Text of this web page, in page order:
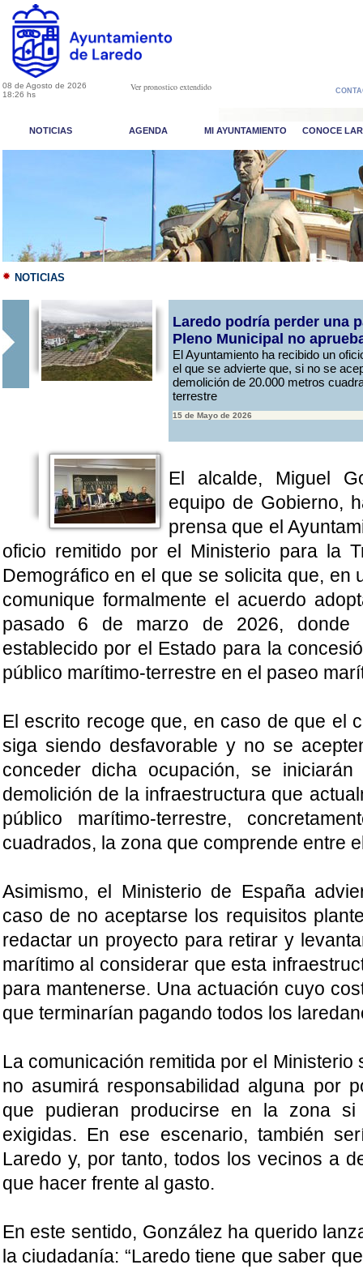
08 de Agosto de 2026
18:26 hs
Ver pronostico extendido
NOTICIAS AGENDA MI AYUNTAMIENTO CONOCE
NOTICIAS
Laredo podría perder una
Pleno Municipal no
El Ayuntamiento ha recibido un
el que se advierte que, si no se
demolición de 20.000 metros
terrestre
15 de Mayo de 2026
El alcalde, Miguel
equipo de Gobierno,
prensa que el
oficio remitido por el Ministerio para la
Demográfico en el que se solicita que, en
comunique formalmente el acuerdo
pasado 6 de marzo de 2026, donde
establecido por el Estado para la
público marítimo-terrestre en el paseo
El escrito recoge que, en caso de que el
siga siendo desfavorable y no se
conceder dicha ocupación, se
demolición de la infraestructura que
público marítimo-terrestre,
cuadrados, la zona que comprende entre
Asimismo, el Ministerio de España
caso de no aceptarse los requisitos
redactar un proyecto para retirar y
marítimo al considerar que esta
para mantenerse. Una actuación cuyo
que terminarían pagando todos los
La comunicación remitida por el
no asumirá responsabilidad alguna por
que pudieran producirse en la zona
exigidas. En ese escenario, también
Laredo y, por tanto, todos los vecinos a
que hacer frente al gasto.
En este sentido, González ha querido
la ciudadanía: “Laredo tiene que saber